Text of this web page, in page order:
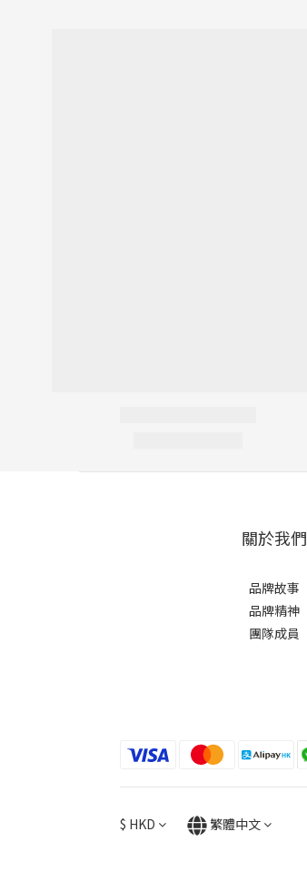
關於我們
品牌故事
品牌精神
團隊成員
$ HKD 繁體中文